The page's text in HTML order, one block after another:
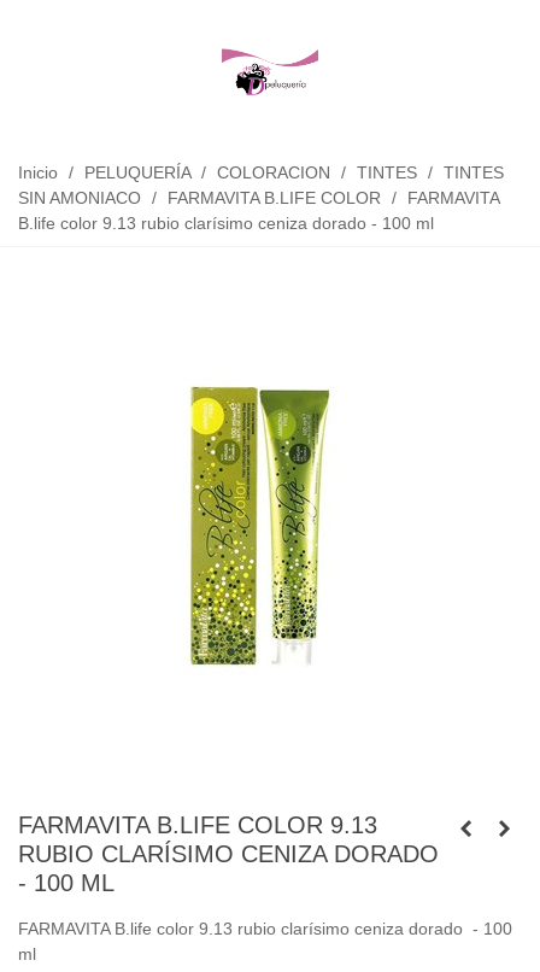
Inicio / PELUQUERÍA / COLORACION / TINTES / TINTES
SIN AMONIACO / FARMAVITA B.LIFE COLOR /
FARMAVITA
B.life color 9.13 rubio clarísimo ceniza dorado - 100 ml
FARMAVITA B.LIFE COLOR 9.13
RUBIO CLARÍSIMO CENIZA DORADO
- 100 ML
FARMAVITA B.life color 9.13 rubio clarísimo ceniza dorado - 100
ml